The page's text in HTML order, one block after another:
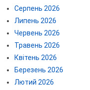
Серпень 2026
Липень 2026
Червень 2026
Травень 2026
Квітень 2026
Березень 2026
Лютий 2026